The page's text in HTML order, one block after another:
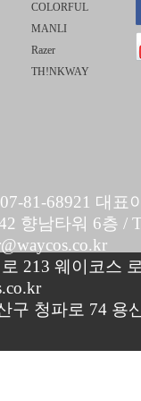
COLORFUL
MANLI
Razer
TH!NKWAY
81-68921 대표
향남타워 6층 /
213 웨이코스
구 청파로 74 용